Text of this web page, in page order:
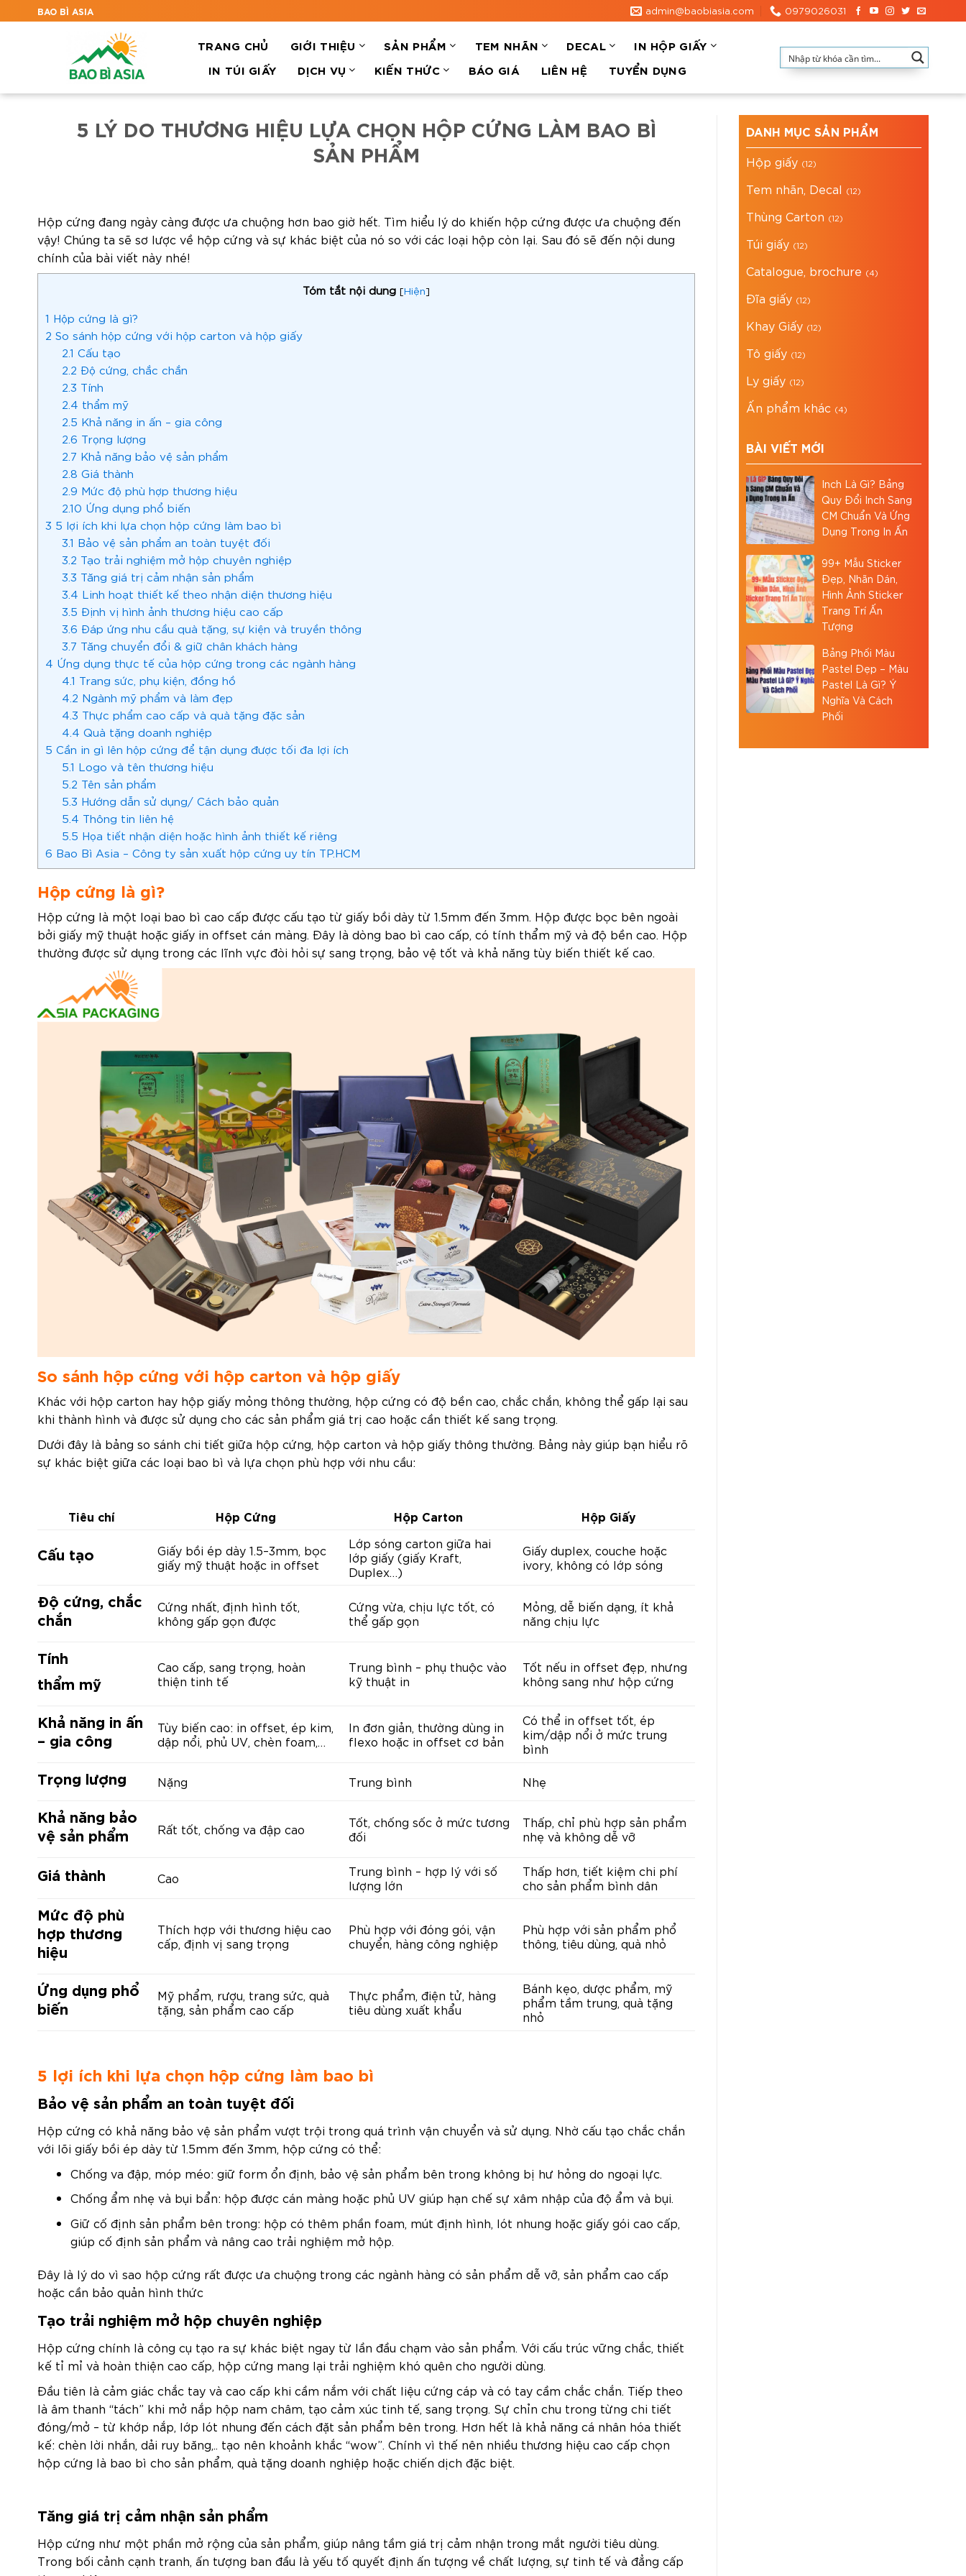
BAO BÌ ASIA admin@baobiasia.com 0979026031
TRANG CHỦ GIỚI THIỆU SẢN PHẨM TEM NHÃN DECAL
IN HỘP GIẤY
IN TÚI GIẤY
DỊCH VỤ KIẾN THỨC BÁO GIÁ LIÊN HỆ TUYỂN DỤNG
5 LÝ DO THƯƠNG HIỆU LỰA CHỌN HỘP CỨNG LÀM BAO BÌ
SẢN PHẨM
Hộp cứng đang ngày càng được ưa chuộng hơn bao giờ hết. Tìm hiểu lý do khiến hộp cứng được ưa chuộng đến
vậy! Chúng ta sẽ sơ lược về hộp cứng và sự khác biệt của nó so với các loại hộp còn lại. Sau đó sẽ đến nội dung
chính của bài viết này nhé!
Tóm tắt nội dung [Hiện]
1 Hộp cứng là gì?
2 So sánh hộp cứng với hộp carton và hộp giấy
2.1 Cấu tạo
2.2 Độ cứng, chắc chắn
2.3 Tính
2.4 thẩm mỹ
2.5 Khả năng in ấn – gia công
2.6 Trọng lượng
2.7 Khả năng bảo vệ sản phẩm
2.8 Giá thành
2.9 Mức độ phù hợp thương hiệu
2.10 Ứng dụng phổ biến
3 5 lợi ích khi lựa chọn hộp cứng làm bao bì
3.1 Bảo vệ sản phẩm an toàn tuyệt đối
3.2 Tạo trải nghiệm mở hộp chuyên nghiệp
3.3 Tăng giá trị cảm nhận sản phẩm
3.4 Linh hoạt thiết kế theo nhận diện thương hiệu
3.5 Định vị hình ảnh thương hiệu cao cấp
3.6 Đáp ứng nhu cầu quà tặng, sự kiện và truyền thông
3.7 Tăng chuyển đổi & giữ chân khách hàng
4 Ứng dụng thực tế của hộp cứng trong các ngành hàng
4.1 Trang sức, phụ kiện, đồng hồ
4.2 Ngành mỹ phẩm và làm đẹp
4.3 Thực phẩm cao cấp và quà tặng đặc sản
4.4 Quà tặng doanh nghiệp
5 Cần in gì lên hộp cứng để tận dụng được tối đa lợi ích
5.1 Logo và tên thương hiệu
5.2 Tên sản phẩm
5.3 Hướng dẫn sử dụng/ Cách bảo quản
5.4 Thông tin liên hệ
5.5 Họa tiết nhận diện hoặc hình ảnh thiết kế riêng
6 Bao Bì Asia – Công ty sản xuất hộp cứng uy tín TP.HCM
Hộp cứng là gì?
Hộp cứng là một loại bao bì cao cấp được cấu tạo từ giấy bồi dày từ 1.5mm đến 3mm. Hộp được bọc bên ngoài
bởi giấy mỹ thuật hoặc giấy in offset cán màng. Đây là dòng bao bì cao cấp, có tính thẩm mỹ và độ bền cao. Hộp
thường được sử dụng trong các lĩnh vực đòi hỏi sự sang trọng, bảo vệ tốt và khả năng tùy biến thiết kế cao.
So sánh hộp cứng với hộp carton và hộp giấy
Khác với hộp carton hay hộp giấy mỏng thông thường, hộp cứng có độ bền cao, chắc chắn, không thể gấp lại sau
khi thành hình và được sử dụng cho các sản phẩm giá trị cao hoặc cần thiết kế sang trọng.
Dưới đây là bảng so sánh chi tiết giữa hộp cứng, hộp carton và hộp giấy thông thường. Bảng này giúp bạn hiểu rõ
sự khác biệt giữa các loại bao bì và lựa chọn phù hợp với nhu cầu:
Tiêu chí Hộp Cứng Hộp Carton Hộp Giấy
Cấu tạo
Giấy bồi ép dày 1.5–3mm, bọc
giấy mỹ thuật hoặc in offset
Lớp sóng carton giữa hai
lớp giấy (giấy Kraft,
Duplex…)
Giấy duplex, couche hoặc
ivory, không có lớp sóng
Độ cứng, chắc
chắn
Cứng nhất, định hình tốt,
không gấp gọn được
Cứng vừa, chịu lực tốt, có
thể gấp gọn
Mỏng, dễ biến dạng, ít khả
năng chịu lực
Tính
thẩm mỹ
Cao cấp, sang trọng, hoàn
thiện tinh tế
Trung bình – phụ thuộc vào
kỹ thuật in
Tốt nếu in offset đẹp, nhưng
không sang như hộp cứng
Khả năng in ấn
– gia công
Tùy biến cao: in offset, ép kim,
dập nổi, phủ UV, chèn foam,…
In đơn giản, thường dùng in
flexo hoặc in offset cơ bản
Có thể in offset tốt, ép
kim/dập nổi ở mức trung
bình
Trọng lượng Nặng Trung bình Nhẹ
Khả năng bảo
vệ sản phẩm
Rất tốt, chống va đập cao
Tốt, chống sốc ở mức tương
đối
Thấp, chỉ phù hợp sản phẩm
nhẹ và không dễ vỡ
Giá thành Cao
Trung bình – hợp lý với số
lượng lớn
Thấp hơn, tiết kiệm chi phí
cho sản phẩm bình dân
Mức độ phù
hợp thương
hiệu
Thích hợp với thương hiệu cao
cấp, định vị sang trọng
Phù hợp với đóng gói, vận
chuyển, hàng công nghiệp
Phù hợp với sản phẩm phổ
thông, tiêu dùng, quà nhỏ
Ứng dụng phổ
biến
Mỹ phẩm, rượu, trang sức, quà
tặng, sản phẩm cao cấp
Thực phẩm, điện tử, hàng
tiêu dùng xuất khẩu
Bánh kẹo, dược phẩm, mỹ
phẩm tầm trung, quà tặng
nhỏ
5 lợi ích khi lựa chọn hộp cứng làm bao bì
Bảo vệ sản phẩm an toàn tuyệt đối
Hộp cứng có khả năng bảo vệ sản phẩm vượt trội trong quá trình vận chuyển và sử dụng. Nhờ cấu tạo chắc chắn
với lõi giấy bồi ép dày từ 1.5mm đến 3mm, hộp cứng có thể:
Chống va đập, móp méo: giữ form ổn định, bảo vệ sản phẩm bên trong không bị hư hỏng do ngoại lực.
Chống ẩm nhẹ và bụi bẩn: hộp được cán màng hoặc phủ UV giúp hạn chế sự xâm nhập của độ ẩm và bụi.
Giữ cố định sản phẩm bên trong: hộp có thêm phần foam, mút định hình, lót nhung hoặc giấy gói cao cấp,
giúp cố định sản phẩm và nâng cao trải nghiệm mở hộp.
Đây là lý do vì sao hộp cứng rất được ưa chuộng trong các ngành hàng có sản phẩm dễ vỡ, sản phẩm cao cấp
hoặc cần bảo quản hình thức
Tạo trải nghiệm mở hộp chuyên nghiệp
Hộp cứng chính là công cụ tạo ra sự khác biệt ngay từ lần đầu chạm vào sản phẩm. Với cấu trúc vững chắc, thiết
kế tỉ mỉ và hoàn thiện cao cấp, hộp cứng mang lại trải nghiệm khó quên cho người dùng.
Đầu tiên là cảm giác chắc tay và cao cấp khi cầm nắm với chất liệu cứng cáp và có tay cầm chắc chắn. Tiếp theo
là âm thanh “tách” khi mở nắp hộp nam châm, tạo cảm xúc tinh tế, sang trọng. Sự chỉn chu trong từng chi tiết
đóng/mở – từ khớp nắp, lớp lót nhung đến cách đặt sản phẩm bên trong. Hơn hết là khả năng cá nhân hóa thiết
kế: chèn lời nhắn, dải ruy băng,.. tạo nên khoảnh khắc “wow”. Chính vì thế nên nhiều thương hiệu cao cấp chọn
hộp cứng là bao bì cho sản phẩm, quà tặng doanh nghiệp hoặc chiến dịch đặc biệt.
Tăng giá trị cảm nhận sản phẩm
Hộp cứng như một phần mở rộng của sản phẩm, giúp nâng tầm giá trị cảm nhận trong mắt người tiêu dùng.
Trong bối cảnh cạnh tranh, ấn tượng ban đầu là yếu tố quyết định ấn tượng về chất lượng, sự tinh tế và đẳng cấp
DANH MỤC SẢN PHẨM
Hộp giấy (12)
Tem nhãn, Decal (12)
Thùng Carton (12)
Túi giấy (12)
Catalogue, brochure (4)
Đĩa giấy (12)
Khay Giấy (12)
Tô giấy (12)
Ly giấy (12)
Ấn phẩm khác (4)
BÀI VIẾT MỚI
Inch Là Gì? Bảng
Quy Đổi Inch Sang
CM Chuẩn Và Ứng
Dụng Trong In Ấn
99+ Mẫu Sticker
Đẹp, Nhãn Dán,
Hình Ảnh Sticker
Trang Trí Ấn
Tượng
Bảng Phối Màu
Pastel Đẹp – Màu
Pastel Là Gì? Ý
Nghĩa Và Cách
Phối